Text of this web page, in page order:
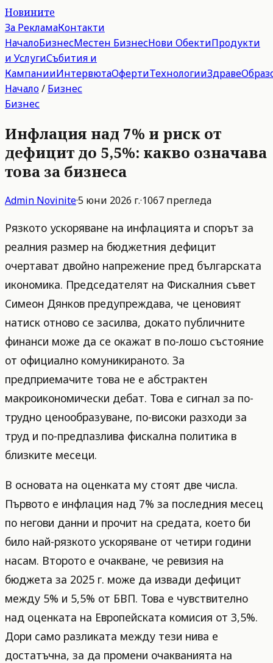
Новините
За РекламаКонтакти
НачалоБизнесМестен БизнесНови ОбектиПродукти
и УслугиСъбития и
КампанииИнтервютаОфертиТехнологииЗдраве
Начало/ Бизнес
Бизнес
Инфлация над 7% и риск от
дефицит до 5,5%: какво означава
това за бизнеса
Admin Novinite·5 юни 2026 г.·1067 прегледа
Рязкото ускоряване на инфлацията и спорът за
реалния размер на бюджетния дефицит
очертават двойно напрежение пред българската
икономика. Председателят на Фискалния съвет
Симеон Дянков предупреждава, че ценовият
натиск отново се засилва, докато публичните
финанси може да се окажат в по-лошо състояние
от официално комуникираното. За
предприемачите това не е абстрактен
макроикономически дебат. Това е сигнал за по-
трудно ценообразуване, по-високи разходи за
труд и по-предпазлива фискална политика в
близките месеци.
В основата на оценката му стоят две числа.
Първото е инфлация над 7% за последния месец
по негови данни и прочит на средата, което би
било най-рязкото ускоряване от четири години
насам. Второто е очакване, че ревизия на
бюджета за 2025 г. може да извади дефицит
между 5% и 5,5% от БВП. Това е чувствително
над оценката на Европейската комисия от 3,5%.
Дори само разликата между тези нива е
достатъчна, за да промени очакванията на